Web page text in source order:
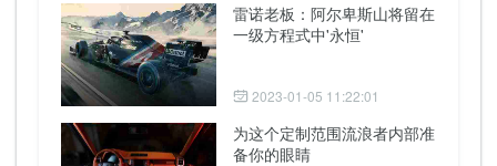
雷诺老板：阿尔卑斯山将留在
一级方程式中'永恒'
2023-01-05 11:22:01
为这个定制范围流浪者内部准
备你的眼睛